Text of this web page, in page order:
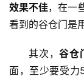
效果不佳，在一
看到的谷仓门是
其次，谷仓
面，至少要受